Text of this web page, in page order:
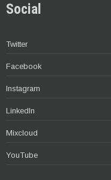
Social
Twitter
Facebook
Instagram
LinkedIn
Mixcloud
YouTube